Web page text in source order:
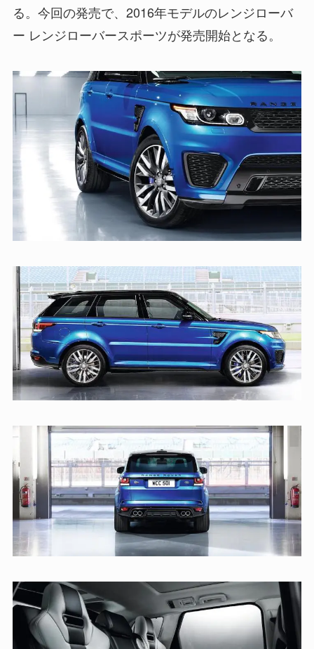
る。今回の発売で、2016年モデルのレンジローバ
ー レンジローバースポーツが発売開始となる。